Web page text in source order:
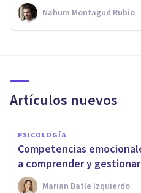
Nahum Montagud Rubio
Artículos nuevos
PSICOLOGÍA
Competencias
a comprender y
Marian Batle Izquierdo